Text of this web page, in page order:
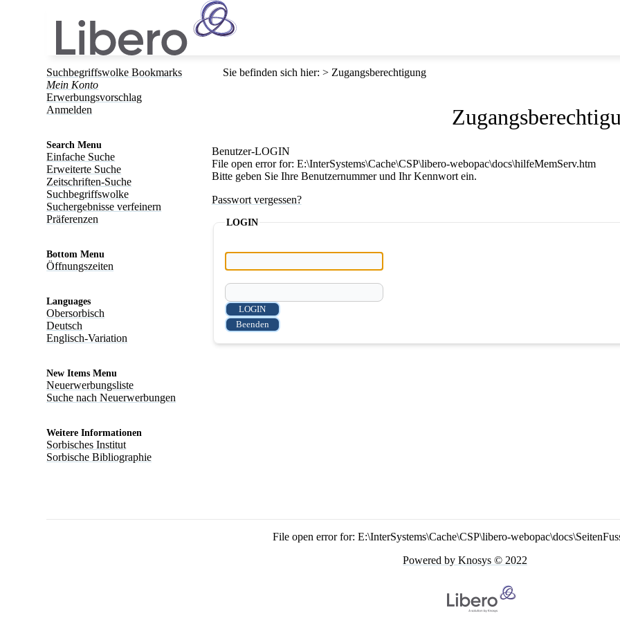
Suchbegriffswolke Bookmarks
Mein Konto
Erwerbungsvorschlag
Anmelden
Search Menu
Einfache Suche
Erweiterte Suche
Zeitschriften-Suche
Suchbegriffswolke
Suchergebnisse verfeinern
Präferenzen
Bottom Menu
Öffnungszeiten
Languages
Obersorbisch
Deutsch
Englisch-Variation
New Items Menu
Neuerwerbungsliste
Suche nach Neuerwerbungen
Weitere Informationen
Sorbisches Institut
Sorbische Bibliographie
Sie befinden sich hier: Zugangsberechtigung
Benutzer-LOGIN
File open error for: E:\InterSystems\Cache\CSP\libero-webopac\docs\hilfeMemServ.htm
Bitte geben Sie Ihre Benutzernummer und Ihr Kennwort ein.
Passwort vergessen?
LOGIN
File open error for: E:\InterSystems\Cache\CSP\libero-
Powered by Knosys © 2022